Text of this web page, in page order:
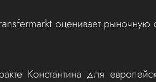
оценивает рыночную
Константина для